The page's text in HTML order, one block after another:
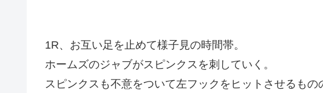
1R、お互い足を止めて様子見の時間帯。
ホームズのジャブがスピンクスを刺していく。
スピンクスも不意をついて左フックをヒットさせるもの